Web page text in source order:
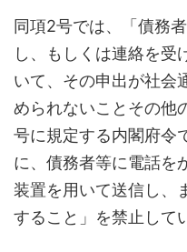
同項2号では、「債務
し、もしくは連絡を受
いて、その申出が社会
められないことその他
号に規定する内閣府令
に、債務者等に電話を
装置を用いて送信し、
すること」を禁止して